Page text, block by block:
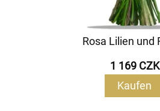
Rosa Lilien und
1 169 CZK
Kaufen